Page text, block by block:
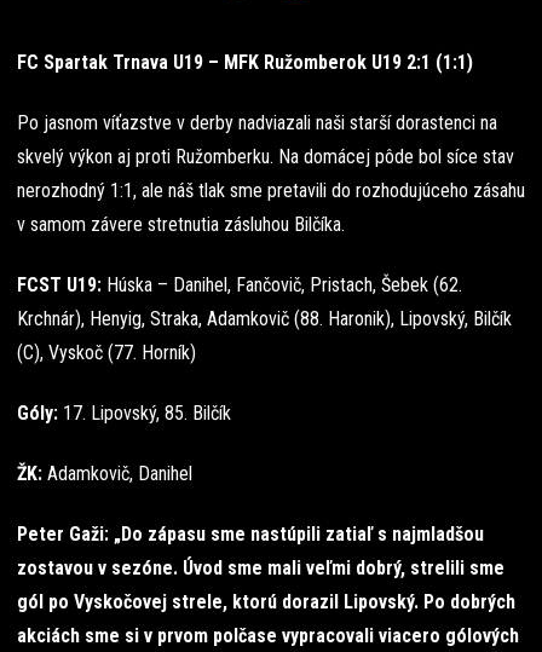
FC Spartak Trnava U19 – MFK Ružomberok U19 2:1 (1:1)
Po jasnom víťazstve v derby nadviazali naši starší dorastenci na
skvelý výkon aj proti Ružomberku. Na domácej pôde bol síce stav
nerozhodný 1:1, ale náš tlak sme pretavili do rozhodujúceho zásahu
v samom závere stretnutia zásluhou Bilčíka.
FCST U19: Húska – Danihel, Fančovič, Pristach, Šebek (62.
Krchnár), Henyig, Straka, Adamkovič (88. Haronik), Lipovský, Bilčík
(C), Vyskoč (77. Horník)
Góly: 17. Lipovský, 85. Bilčík
ŽK: Adamkovič, Danihel
Peter Gaži: „Do zápasu sme nastúpili zatiaľ s najmladšou
zostavou v sezóne. Úvod sme mali veľmi dobrý, strelili sme
gól po Vyskočovej strele, ktorú dorazil Lipovský. Po dobrých
akciách sme si v prvom polčase vypracovali viacero gólových